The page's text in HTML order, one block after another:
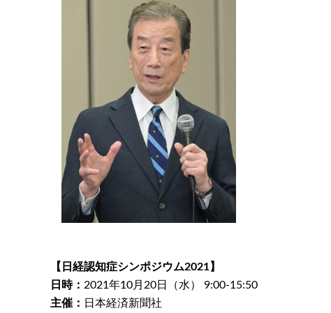
【日経認知症シンポジウム2021】
日時： 2021年10月20日（水） 9:00-15:50
主催： 日本経済新聞社